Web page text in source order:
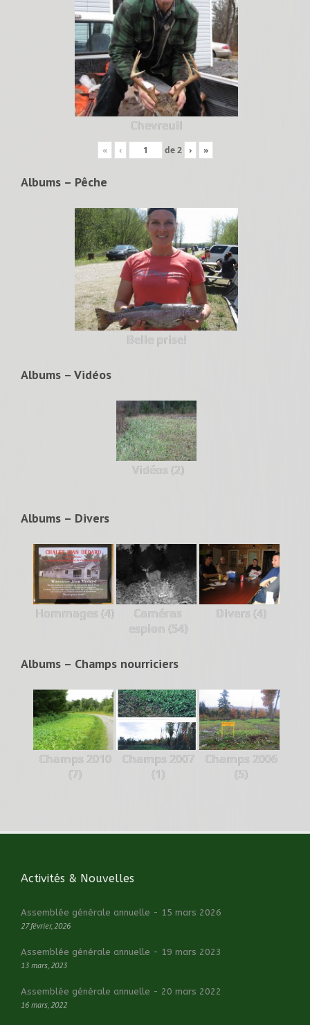
Chevreuil
« ‹ de2 › »
Albums – Pêche
Belle prise!
Albums – Vidéos
Vidéos (2)
Albums – Divers
Hommages (4)
Caméras
espion (54)
Divers (4)
Albums – Champs nourriciers
Champs 2010
(7)
Champs 2007
(1)
Champs 2006
(5)
Activités & Nouvelles
Assemblée générale annuelle - 15 mars 2026
27 février, 2026
Assemblée générale annuelle - 19 mars 2023
13 mars, 2023
Assemblée générale annuelle - 20 mars 2022
16 mars, 2022